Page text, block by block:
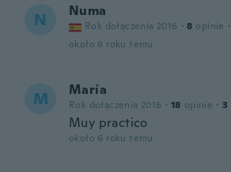
N Numa
Rok dołączenia 2016 · 8 opinie ·
około 6 roku temu
M María
Rok dołączenia 2016 · 18 opinie · 3
Muy practico
około 6 roku temu